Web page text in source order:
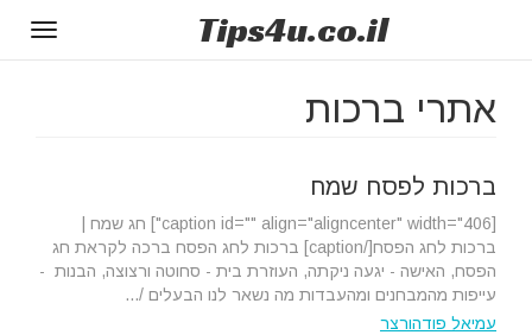
Tips4u.co.il
אתרי ברכות
ברכות לפסח שמח
[caption id="" align="aligncenter" width="406"] חג שמח |
ברכות לחג הפסח[/caption] ברכות לחג הפסח ברכה לקראת חג
הפסח, האישה - יגעה ניקתה, העוזרת בית - סחוטה ורצוצה, הבנות -
עייפות מהמבחנים ומהעבדות מה נשאר לנו הבעלים /...
עמיאל פודהורצר